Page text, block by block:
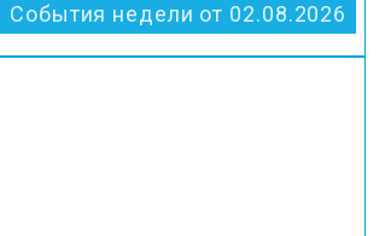
События недели от 02.08.2026